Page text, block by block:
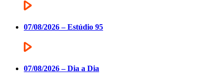
07/08/2026 – Estúdio 95
07/08/2026 – Dia a Dia